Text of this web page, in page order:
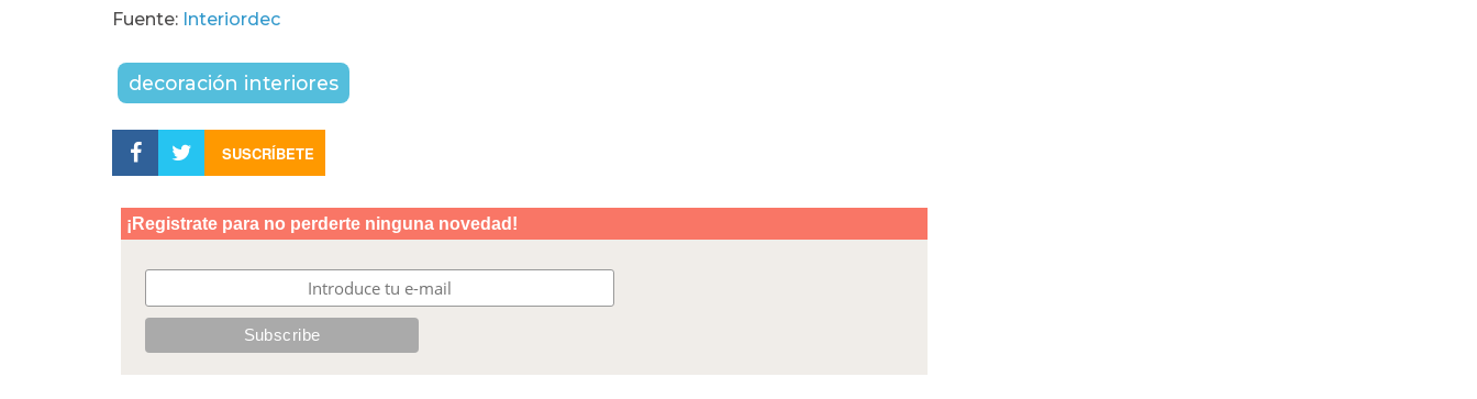
Fuente: Interiordec
decoración interiores
SUSCRÍBETE